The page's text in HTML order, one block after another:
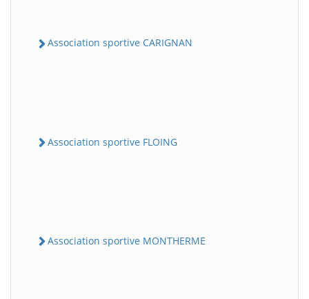
Association sportive CARIGNAN
Association sportive FLOING
Association sportive MONTHERME